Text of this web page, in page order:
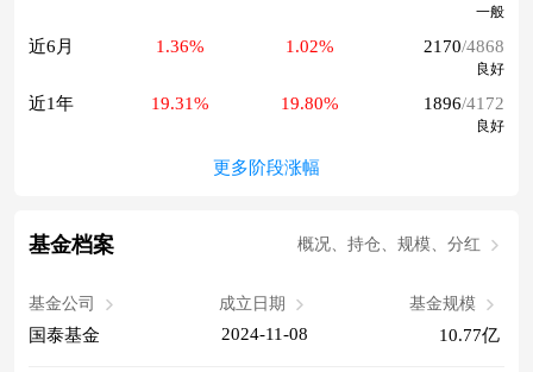
一般
近6月 1.36% 1.02% 2170/4868
良好
近1年 19.31% 19.80% 1896/4172
良好
更多阶段涨幅
基金档案 概况、持仓、规模、分红
基金公司
国泰基金
成立日期
2024-11-08
基金规模
10.77亿